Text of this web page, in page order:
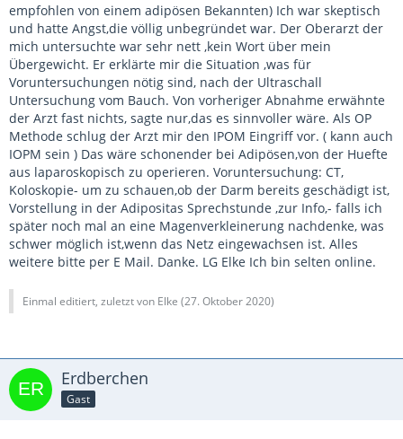
empfohlen von einem adipösen Bekannten) Ich war skeptisch
und hatte Angst,die völlig unbegründet war. Der Oberarzt der
mich untersuchte war sehr nett ,kein Wort über mein
Übergewicht. Er erklärte mir die Situation ,was für
Voruntersuchungen nötig sind, nach der Ultraschall
Untersuchung vom Bauch. Von vorheriger Abnahme erwähnte
der Arzt fast nichts, sagte nur,das es sinnvoller wäre. Als OP
Methode schlug der Arzt mir den IPOM Eingriff vor. ( kann auch
IOPM sein ) Das wäre schonender bei Adipösen,von der Huefte
aus laparoskopisch zu operieren. Voruntersuchung: CT,
Koloskopie- um zu schauen,ob der Darm bereits geschädigt ist,
Vorstellung in der Adipositas Sprechstunde ,zur Info,- falls ich
später noch mal an eine Magenverkleinerung nachdenke, was
schwer möglich ist,wenn das Netz eingewachsen ist. Alles
weitere bitte per E Mail. Danke. LG Elke Ich bin selten online.
Einmal editiert, zuletzt von Elke (27. Oktober 2020)
Erdberchen
Gast